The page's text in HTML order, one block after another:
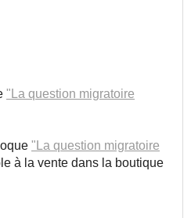
"La question migratoire
"La question migratoire
à la vente dans la boutique